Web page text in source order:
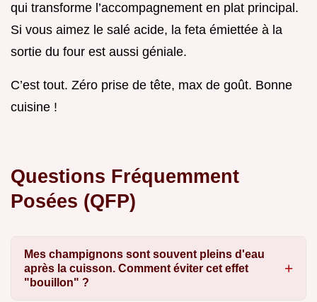
qui transforme l’accompagnement en plat principal.
Si vous aimez le salé acide, la feta émiettée à la
sortie du four est aussi géniale.
C’est tout. Zéro prise de tête, max de goût. Bonne
cuisine !
Questions Fréquemment
Posées (QFP)
Mes champignons sont souvent pleins d'eau
après la cuisson. Comment éviter cet effet
"bouillon" ?